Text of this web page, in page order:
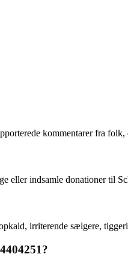
kommentarer fra
eller indsamle donationer til
irriterende sælgere,